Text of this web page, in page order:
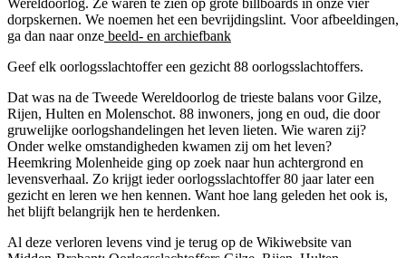
Wereldoorlog. Ze waren te zien op grote billboards in onze vier
dorpskernen. We noemen het een bevrijdingslint. Voor afbeeldingen,
ga dan naar onze beeld- en archiefbank
Geef elk oorlogsslachtoffer een gezicht 88 oorlogsslachtoffers.
Dat was na de Tweede Wereldoorlog de trieste balans voor Gilze,
Rijen, Hulten en Molenschot. 88 inwoners, jong en oud, die door
gruwelijke oorlogshandelingen het leven lieten. Wie waren zij?
Onder welke omstandigheden kwamen zij om het leven?
Heemkring Molenheide ging op zoek naar hun achtergrond en
levensverhaal. Zo krijgt ieder oorlogsslachtoffer 80 jaar later een
gezicht en leren we hen kennen. Want hoe lang geleden het ook is,
het blijft belangrijk hen te herdenken.
Al deze verloren levens vind je terug op de Wikiwebsite van